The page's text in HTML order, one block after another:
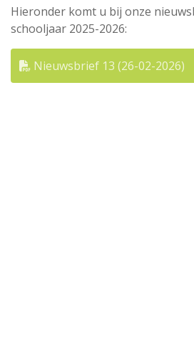
Hieronder komt u bij onze
schooljaar 2025-2026:
Nieuwsbrief 13 (26-02-2026)